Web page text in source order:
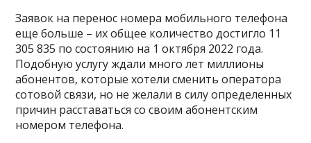
Заявок на перенос номера мобильного телефона
еще больше – их общее количество достигло 11
305 835 по состоянию на 1 октября 2022 года.
Подобную услугу ждали много лет миллионы
абонентов, которые хотели сменить оператора
сотовой связи, но не желали в силу определенных
причин расставаться со своим абонентским
номером телефона.